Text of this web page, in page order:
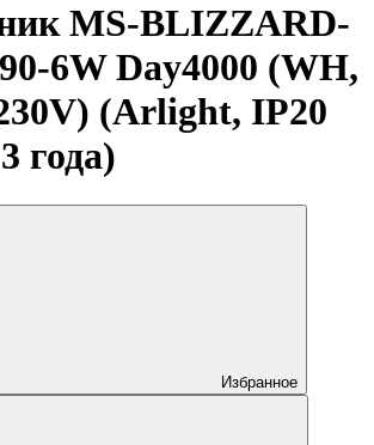
MS-BLIZZARD-
6W Day4000 (WH,
(Arlight, IP20
года)
Избранное